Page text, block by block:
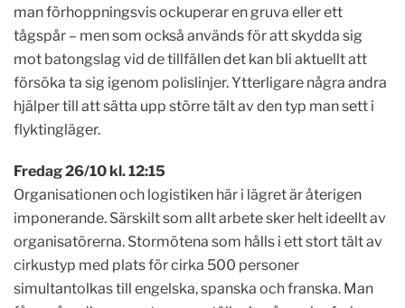
man förhoppningsvis ockuperar en gruva eller ett
tågspår – men som också används för att skydda sig
mot batongslag vid de tillfällen det kan bli aktuellt att
försöka ta sig igenom polislinjer. Ytterligare några andra
hjälper till att sätta upp större tält av den typ man sett i
flyktingläger.
Fredag 26/10 kl. 12:15
Organisationen och logistiken här i lägret är återigen
imponerande. Särskilt som allt arbete sker helt ideellt av
organisatörerna. Stormötena som hålls i ett stort tält av
cirkustyp med plats för cirka 500 personer
simultantolkas till engelska, spanska och franska. Man